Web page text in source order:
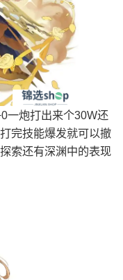
炮打出来个30W还
完技能爆发就可以撤
索还有深渊中的表现